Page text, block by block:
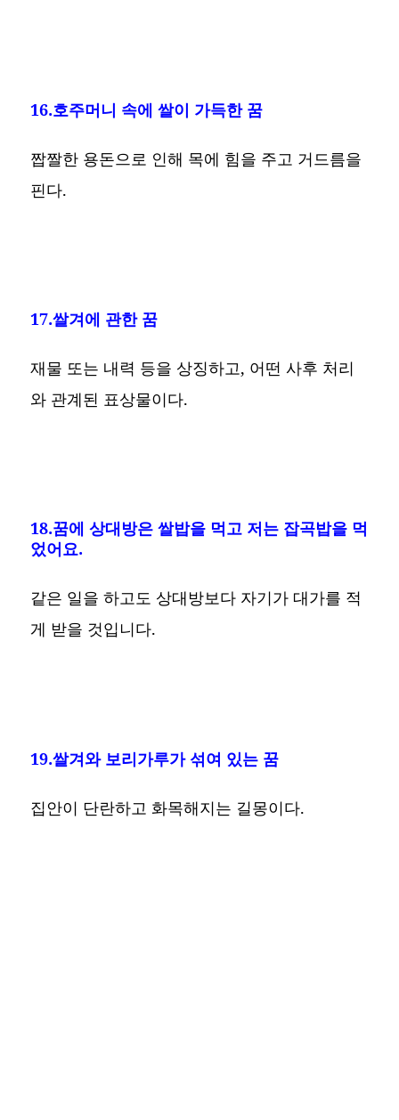
16.호주머니 속에 쌀이 가득한 꿈
짭짤한 용돈으로 인해 목에 힘을 주고 거드름을
핀다.
17.쌀겨에 관한 꿈
재물 또는 내력 등을 상징하고, 어떤 사후 처리
와 관계된 표상물이다.
18.꿈에 상대방은 쌀밥을 먹고 저는 잡곡밥을 먹
었어요.
같은 일을 하고도 상대방보다 자기가 대가를 적
게 받을 것입니다.
19.쌀겨와 보리가루가 섞여 있는 꿈
집안이 단란하고 화목해지는 길몽이다.